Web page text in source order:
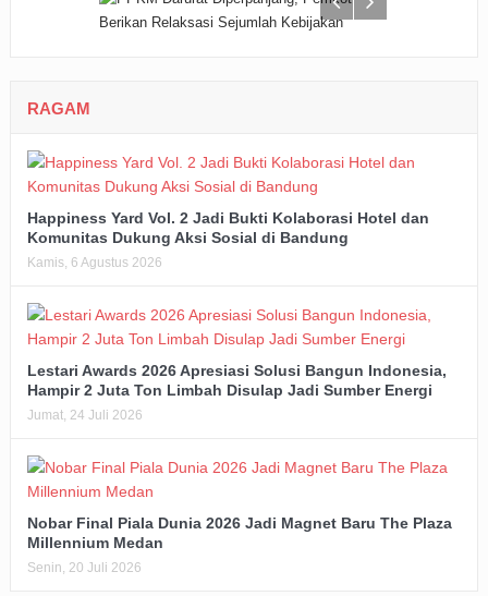
RAGAM
Happiness Yard Vol. 2 Jadi Bukti Kolaborasi Hotel dan
Komunitas Dukung Aksi Sosial di Bandung
Kamis, 6 Agustus 2026
Lestari Awards 2026 Apresiasi Solusi Bangun Indonesia,
Hampir 2 Juta Ton Limbah Disulap Jadi Sumber Energi
Jumat, 24 Juli 2026
Nobar Final Piala Dunia 2026 Jadi Magnet Baru The Plaza
Millennium Medan
Senin, 20 Juli 2026